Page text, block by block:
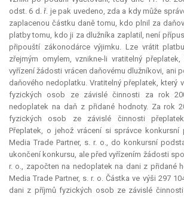
odst. 6 d. ř. je pak uvedeno, zda a kdy může
zaplacenou částku daně tomu, kdo plnil za
platby tomu, kdo ji za dlužníka zaplatil, není
připouští zákonodárce výjimku. Lze vrátit
zřejmým omylem, vznikne-li vratitelný
vyřízení žádosti vrácen daňovému dlužníkovi, ani
daňového nedoplatku. Vratitelný přeplatek, který
fyzických osob ze závislé činnosti za rok
nedoplatek na daň z přidané hodnoty. Za rok
fyzických osob ze závislé činnosti
Přeplatek, o jehož vrácení si správce
Media Trade Partner, s. r. o., do konkursní
ukončení konkursu, ale před vyřízením žádosti
r. o., započten na nedoplatek na dani z přidané
Media Trade Partner, s. r. o. Částka ve výši 297
dani z příjmů fyzických osob ze závislé